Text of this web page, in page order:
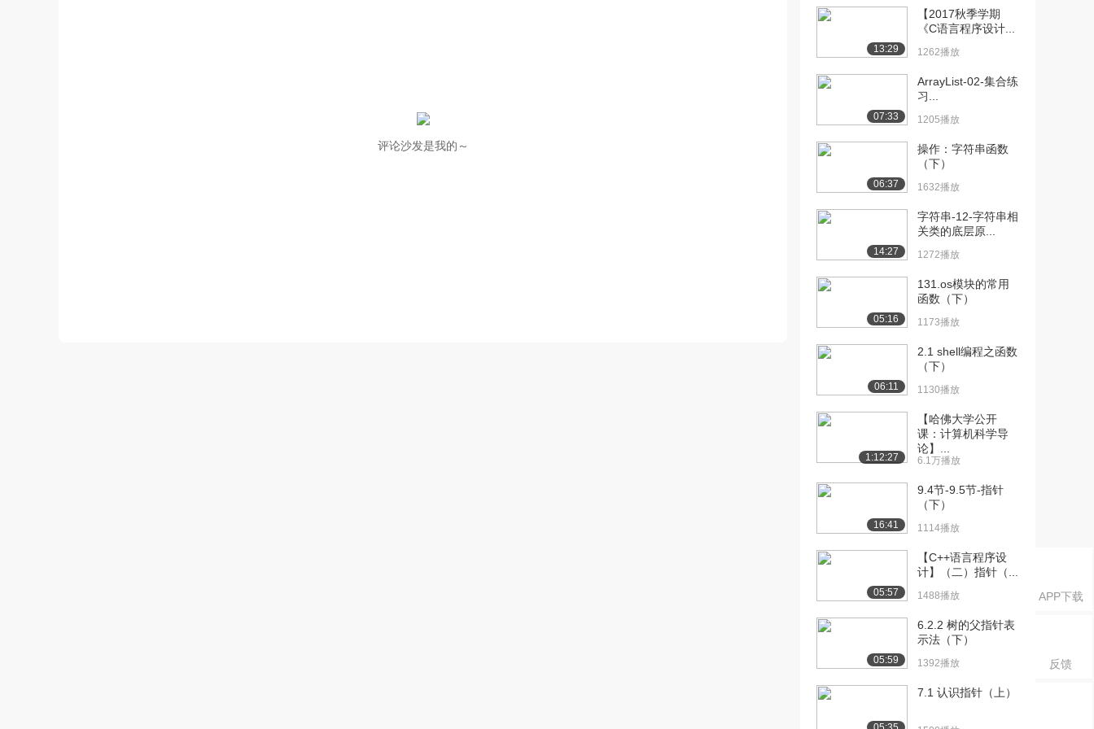
APP下载
反馈
评论沙发是我的～
899播放
[12] 9.6 结构体（上）
[13] 9.6 结构体（下）
[14] 9 其他语法知识及其
06:21
[15] 9 其他语法知识及其
在游戏开发中的...
06:20
[16] 9.8 枚举类型
812播放
[17] 9 其他语法知识及其
706播放
[18] 9 其他语法知识及其
1265播放
[19] 9.10 递归（上）
[20] 9.10 递归（下） 06:32
13:29
【2017秋季学期
《C语言程序设计...
1262播放
07:33
ArrayList-02-集合练
习...
1205播放
06:37
操作：字符串函数
（下）
1632播放
14:27
字符串-12-字符串相
关类的底层原...
1272播放
05:16
131.os模块的常用
函数（下）
1173播放
06:11
2.1 shell编程之函数
（下）
1130播放
1:12:27
【哈佛大学公开
课：计算机科学导
论】...
6.1万播放
16:41
9.4节-9.5节-指针
（下）
1114播放
05:57
【C++语言程序设
计】（二）指针（...
1488播放
05:59
6.2.2 树的父指针表
示法（下）
1392播放
7.1 认识指针（上）